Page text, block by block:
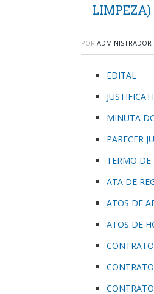
LIMPEZA)
POR ADMINISTRADOR
EDITAL
MINUTA
PARECER
TERMO DE
ATA DE
ATOS DE
ATOS DE